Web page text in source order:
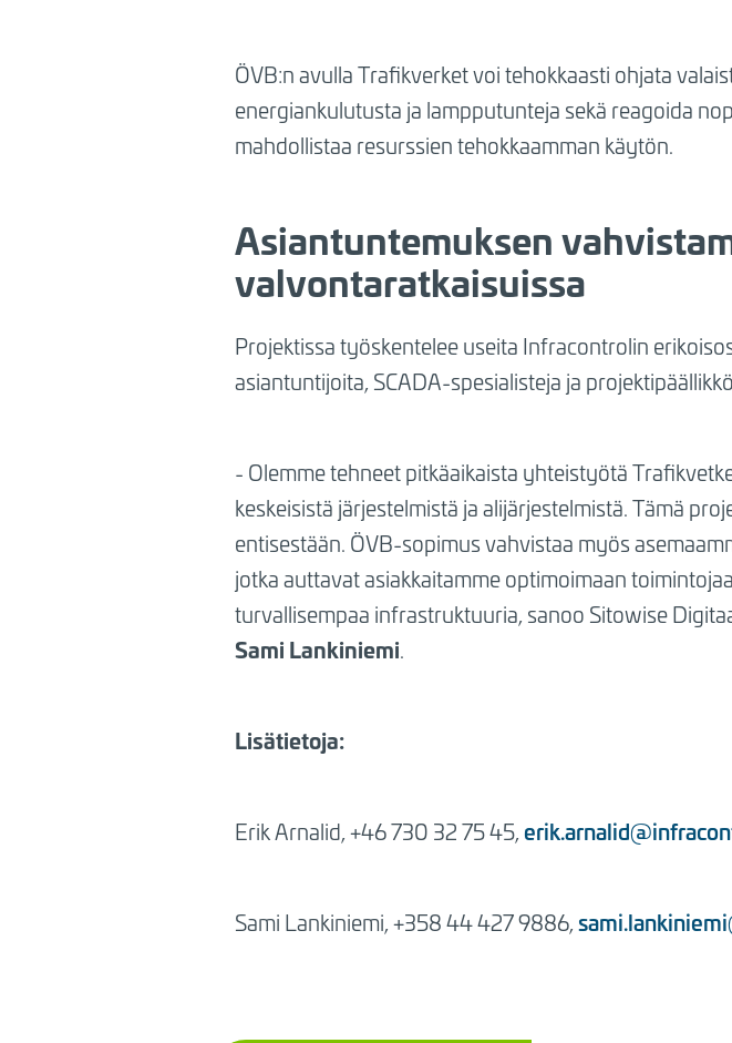
ÖVB:n avulla Trafikverket voi tehokkaasti ohjata
energiankulutusta ja lampputunteja sekä reagoida
mahdollistaa resurssien tehokkaamman käytön.
Asiantuntemuksen
valvontaratkaisuissa
Projektissa työskentelee useita Infracontrolin
asiantuntijoita, SCADA-spesialisteja ja
- Olemme tehneet pitkäaikaista yhteistyötä
keskeisistä järjestelmistä ja alijärjestelmistä. Tämä
entisestään. ÖVB-sopimus vahvistaa myös
jotka auttavat asiakkaitamme optimoimaan
turvallisempaa infrastruktuuria, sanoo Sitowise
Sami Lankiniemi.
Lisätietoja:
ErikArnalid, +46730 32 75 45,
Sami Lankiniemi, +358 44 427 9886,